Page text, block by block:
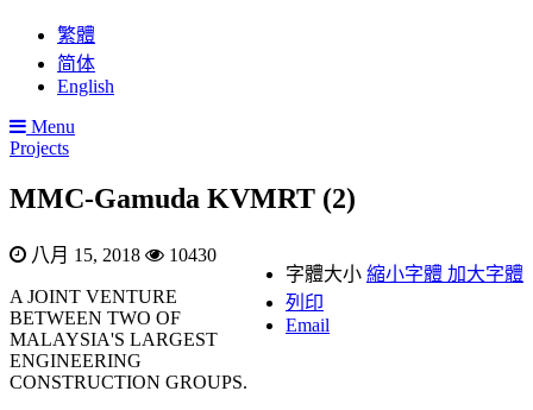
繁體
简体
English
Menu
Projects
MMC-Gamuda KVMRT (2)
八月 15, 2018
10430
字體大小 縮小字體 加大字體
列印
Email
A JOINT VENTURE
BETWEEN TWO OF
MALAYSIA'S LARGEST
ENGINEERING
CONSTRUCTION GROUPS.